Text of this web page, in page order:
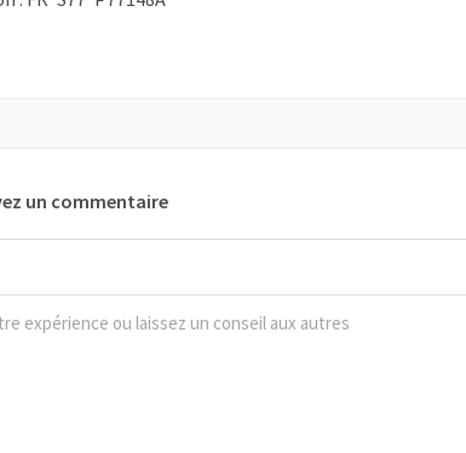
un commentaire